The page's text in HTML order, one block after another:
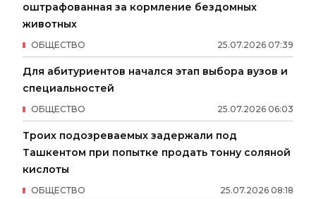
оштрафованная за кормление бездомных
животных
25.07.2026 07:39
ОБЩЕСТВО
Для абитуриентов начался этап выбора вузов и
специальностей
25.07.2026 06:03
ОБЩЕСТВО
Троих подозреваемых задержали под
Ташкентом при попытке продать тонну соляной
кислоты
25.07.2026 08:18
ОБЩЕСТВО